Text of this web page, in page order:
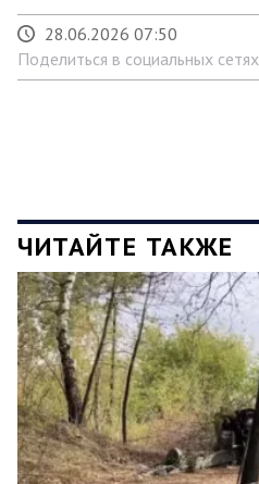
28.06.2026 07:50
Поделиться в социальных сетях
ЧИТАЙТЕ ТАКЖЕ